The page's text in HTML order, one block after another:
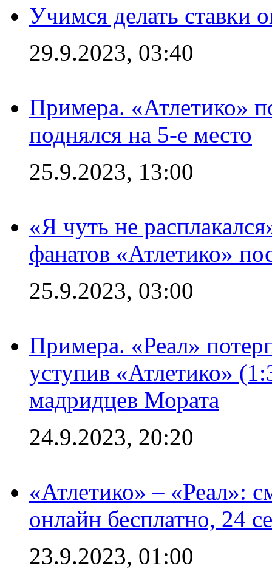
Учимся делать ставки
29.9.2023, 03:40
Примера. «Атлетико»
поднялся на 5-е место
25.9.2023, 13:00
«Я чуть не
фанатов «Атлетико»
25.9.2023, 03:00
Примера. «Реал»
уступив «Атлетико»
мадридцев Мората
24.9.2023, 20:20
«Атлетико» – «Реал»:
онлайн бесплатно, 24
23.9.2023, 01:00